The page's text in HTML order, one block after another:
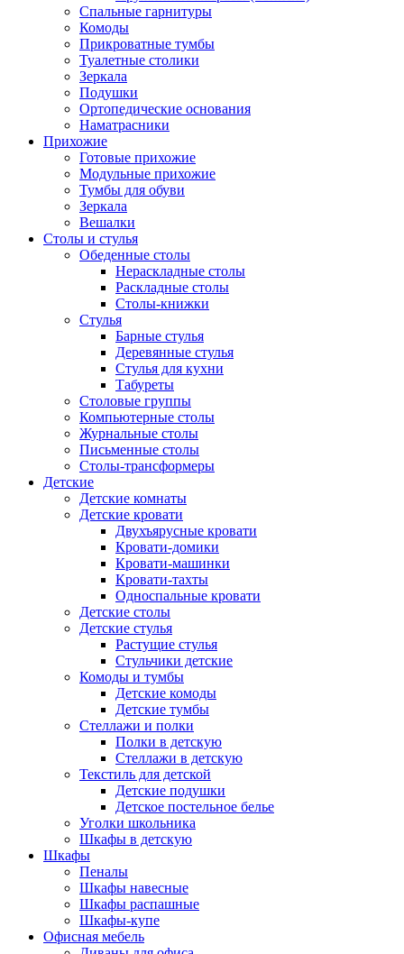
Спальные гарнитуры
Комоды
Прикроватные тумбы
Туалетные столики
Зеркала
Подушки
Ортопедические основания
Наматрасники
Прихожие
Готовые прихожие
Модульные прихожие
Тумбы для обуви
Зеркала
Вешалки
Столы и стулья
Обеденные столы
Нераскладные столы
Раскладные столы
Столы-книжки
Стулья
Барные стулья
Деревянные стулья
Стулья для кухни
Табуреты
Столовые группы
Компьютерные столы
Журнальные столы
Письменные столы
Столы-трансформеры
Детские
Детские комнаты
Детские кровати
Двухъярусные кровати
Кровати-домики
Кровати-машинки
Кровати-тахты
Односпальные кровати
Детские столы
Детские стулья
Растущие стулья
Стульчики детские
Комоды и тумбы
Детские комоды
Детские тумбы
Стеллажи и полки
Полки в детскую
Стеллажи в детскую
Текстиль для детской
Детские подушки
Детское постельное белье
Уголки школьника
Шкафы в детскую
Шкафы
Пеналы
Шкафы навесные
Шкафы распашные
Шкафы-купе
Офисная мебель